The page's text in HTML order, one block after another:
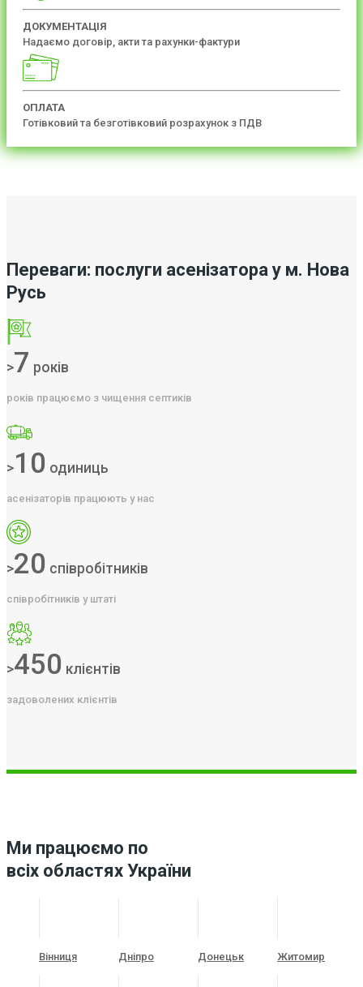
ДОКУМЕНТАЦІЯ
Надаємо договір, акти та рахунки-фактури
ОПЛАТА
Готівковий та безготівковий розрахунок з ПДВ
Переваги: послуги асенізатора у м. Нова
Русь
>7 років
років працюємо з чищення септиків
>10 одиниць
асенізаторів працюють у нас
>20 співробітників
співробітників у штаті
>450 клієнтів
задоволених клієнтів
Ми працюємо по
всіх областях України
Вінниця Дніпро Донецьк Житомир